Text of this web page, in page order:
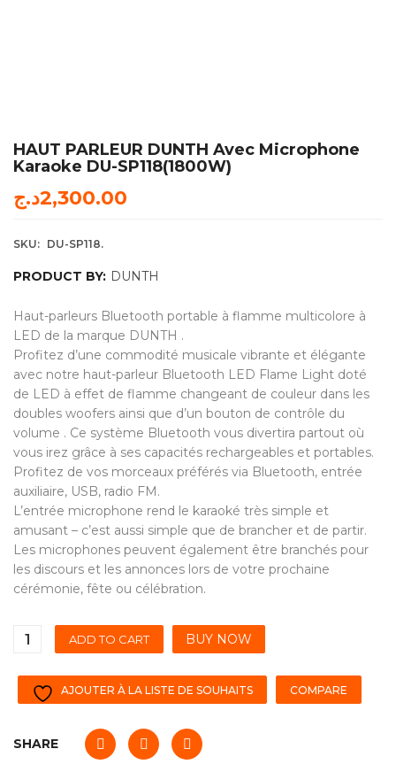
HAUT PARLEUR DUNTH Avec Microphone
Karaoke DU-SP118(1800W)
2,300.00د.ج
SKU: DU-SP118.
PRODUCT BY: DUNTH
Haut-parleurs Bluetooth portable à flamme multicolore à
LED de la marque DUNTH .
Profitez d’une commodité musicale vibrante et élégante
avec notre haut-parleur Bluetooth LED Flame Light doté
de LED à effet de flamme changeant de couleur dans les
doubles woofers ainsi que d’un bouton de contrôle du
volume . Ce système Bluetooth vous divertira partout où
vous irez grâce à ses capacités rechargeables et portables.
Profitez de vos morceaux préférés via Bluetooth, entrée
auxiliaire, USB, radio FM.
L’entrée microphone rend le karaoké très simple et
amusant – c’est aussi simple que de brancher et de partir.
Les microphones peuvent également être branchés pour
les discours et les annonces lors de votre prochaine
cérémonie, fête ou célébration.
ADD TO CART BUY NOW
AJOUTER À LA LISTE DE SOUHAITS COMPARE
SHARE